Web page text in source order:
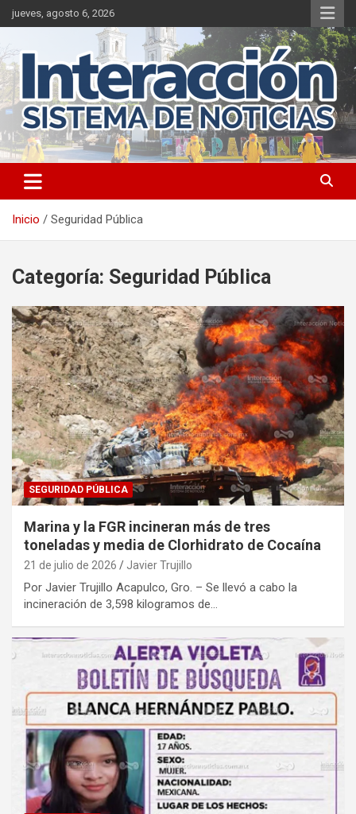
Saltar
al
jueves, agosto 6, 2026
Inicio Seguridad Pública
Categoría: Seguridad Pública
SEGURIDAD PÚBLICA
Marina y la FGR incineran más de tres
toneladas y media de Clorhidrato de Cocaína
21 de julio de 2026 Javier Trujillo
Por Javier Trujillo Acapulco, Gro. – Se llevó a cabo la
incineración de 3,598 kilogramos de…